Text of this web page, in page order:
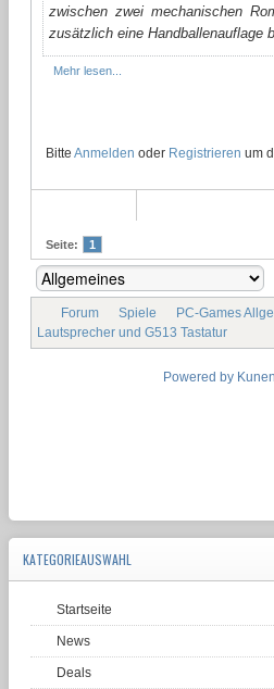
zwischen zwei mechanischen
zusätzlich eine Handballenauflage
Mehr lesen...
Bitte Anmelden oder Registrieren um
Seite: 1
Forum Spiele PC-Games
Lautsprecher und G513 Tastatur
Powered by
KATEGORIEAUSWAHL
Startseite
News
Deals